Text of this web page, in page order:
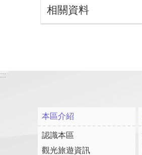
相關資料
:::
本區介紹
認識本區
觀光旅遊資訊